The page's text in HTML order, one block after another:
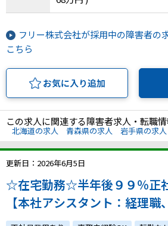
大分県、宮崎県、鹿児島県
フリー株式会社が採用中の障害者の
こちら
お気に入り追加
この求人に関連する障害者求人・転職
北海道の求人 青森県の求人 岩手県の求人
更新日：2026年6月5日
☆在宅勤務☆半年後９９％正
【本社アシスタント：経理
職】服装自由！PC貸出可！